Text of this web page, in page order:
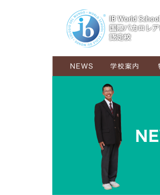
学校概要
ごあいさつ
コンセプト
施設紹介